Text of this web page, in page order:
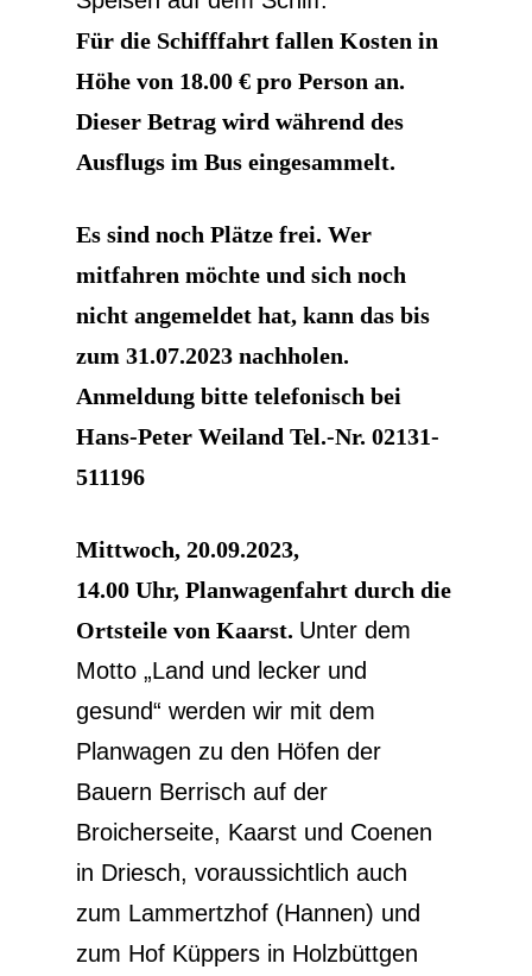
Für die Schifffahrt fallen Kosten in
Höhe von 18.00 € pro Person an.
Dieser Betrag wird während des
Ausflugs im Bus eingesammelt.
Es sind noch Plätze frei. Wer
mitfahren möchte und sich noch
nicht angemeldet hat, kann das bis
zum 31.07.2023 nachholen.
Anmeldung bitte telefonisch bei
Hans-Peter Weiland Tel.-Nr. 02131-
511196
Mittwoch, 20.09.2023,
14.00 Uhr, Planwagenfahrt durch die
Ortsteile von Kaarst. Unter dem
Motto „Land und lecker und
gesund“ werden wir mit dem
Planwagen zu den Höfen der
Bauern Berrisch auf der
Broicherseite, Kaarst und Coenen
in Driesch, voraussichtlich auch
zum Lammertzhof (Hannen) und
zum Hof Küppers in Holzbüttgen